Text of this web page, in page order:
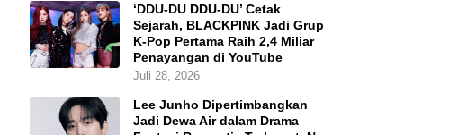
‘DDU-DU DDU-DU’ Cetak
Sejarah, BLACKPINK Jadi Grup
K-Pop Pertama Raih 2,4 Miliar
Penayangan di YouTube
Juli 28, 2026
Lee Junho Dipertimbangkan
Jadi Dewa Air dalam Drama